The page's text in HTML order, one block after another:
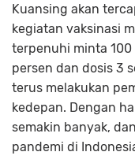
Kuansing akan
kegiatan vaksinasi
terpenuhi minta 100
persen dan dosis 3
terus melakukan
kedepan. Dengan
semakin banyak,
pandemi di